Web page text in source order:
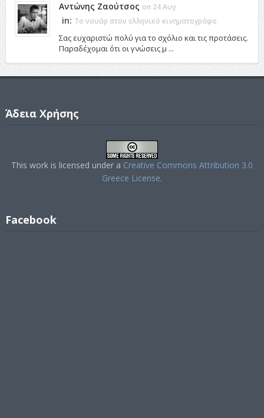
Αντώνης Ζαούτσος on 24 Αυγ
in: Το νουάρ στον ελληνικό κινηματογράφο
Σας ευχαριστώ πολύ για το σχόλιο και τις προτάσεις.
Παραδέχομαι ότι οι γνώσεις μ ...
Άδεια Χρήσης
This work is licensed under a Creative Commons Attribution 3.0
Greece License.
Facebook